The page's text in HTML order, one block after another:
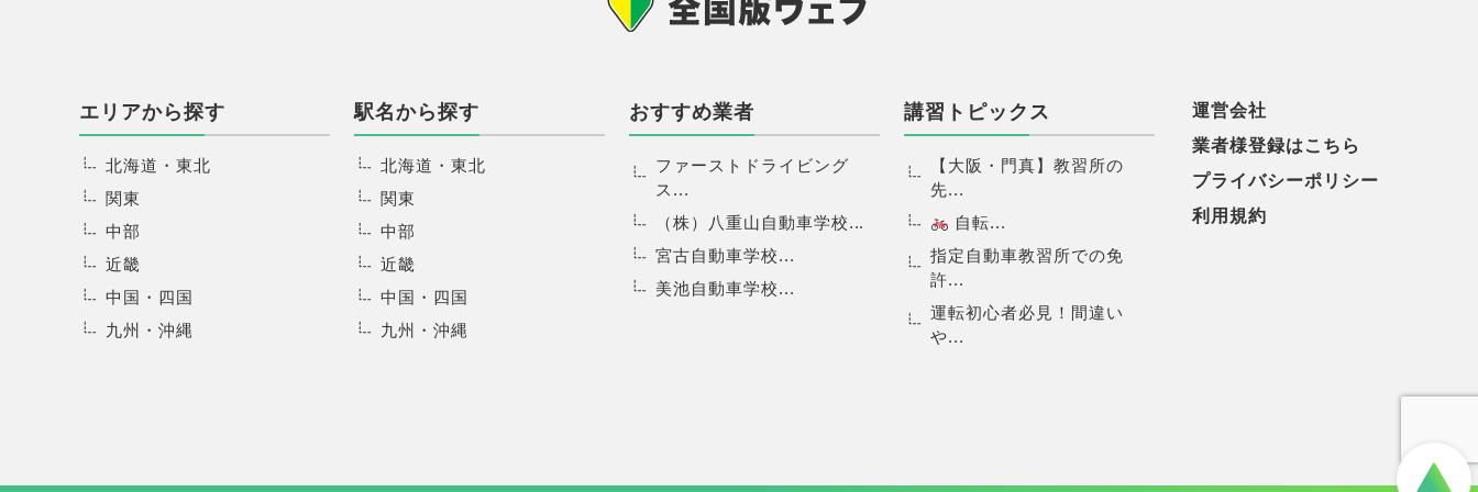
エリアから探す
北海道・東北
関東
中部
近畿
中国・四国
九州・沖縄
駅名から探す
北海道・東北
関東
中部
近畿
中国・四国
九州・沖縄
おすすめ業者
ファーストドライビング
ス...
（株）八重山自動車学校...
宮古自動車学校...
美池自動車学校...
講習トピックス
【大阪・門真】教習所の
先...
自転...
指定自動車教習所での免
許...
運転初心者必見！間違い
や...
運営会社
業者様登録はこちら
プライバシーポリシー
利用規約